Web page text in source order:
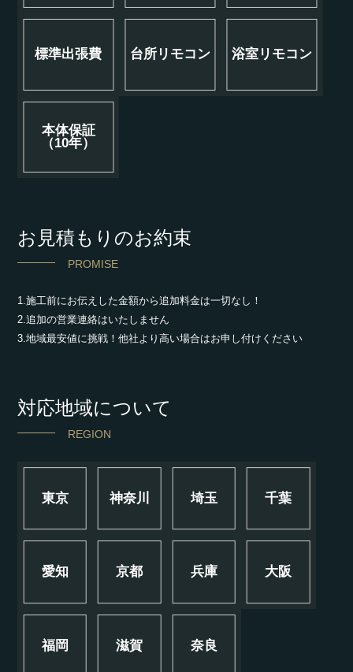
標準出張費 台所リモコン 浴室リモコン
本体保証
（10年）
お見積もりのお約束
PROMISE
1.施工前にお伝えした金額から追加料金は一切なし！
2.追加の営業連絡はいたしません
3.地域最安値に挑戦！他社より高い場合はお申し付けください
対応地域について
REGION
東京 神奈川 埼玉 千葉
愛知 京都 兵庫 大阪
福岡 滋賀 奈良